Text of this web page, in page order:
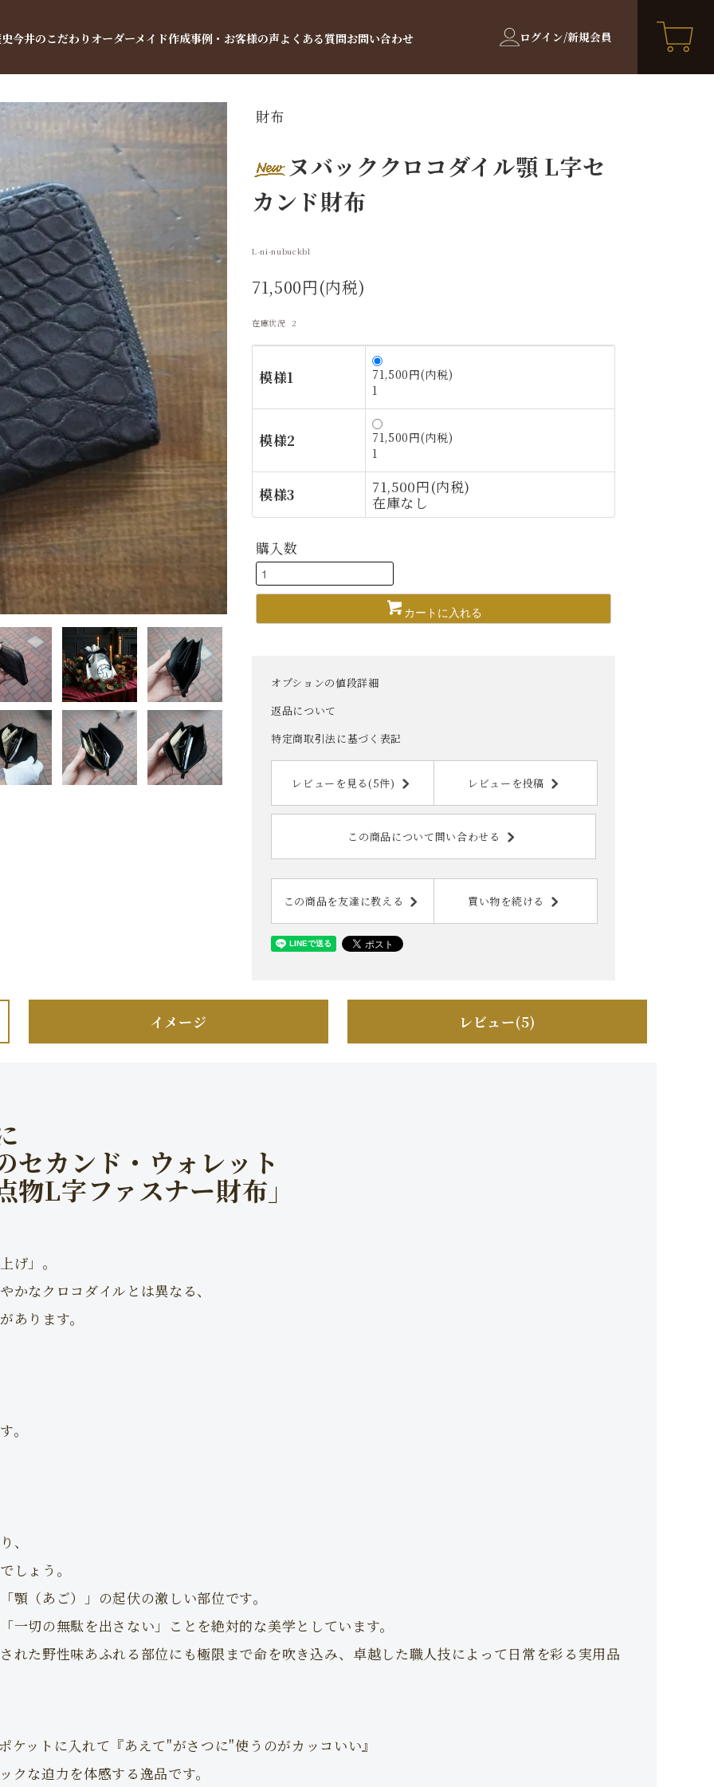
今井のこだわり オーダーメイド作成事例・お客様の声よくある質問お問い合わせ ログイン/新規会員
財布
ヌバッククロコダイル顎 L字セ
カンド財布
L-ni-nubuckbl
71,500円(内税)
在庫状況 2
模様1
71,500円(内税)
1
模様2
71,500円(内税)
1
模様3
71,500円(内税)
在庫なし
購入数
カートに入れる
オプションの値段詳細
返品について
特定商取引法に基づく表記
レビューを見る(5件) レビューを投稿
この商品について問い合わせる
この商品を友達に教える 買い物を続ける
イメージ レビュー(5)
セカンド・ウォレット
L字ファスナー財布」
げ」。
かなクロコダイルとは異なる、
あります。
。
、
しょう。
（あご）」の起伏の激しい部位です。
切の無駄を出さない」ことを絶対的な美学としています。
れた野性味あふれる部位にも極限まで命を吹き込み、卓越した職人技によって日常を彩る実用品
ケットに入れて『あえて"がさつに"使うのがカッコいい』
な迫力を体感する逸品です。